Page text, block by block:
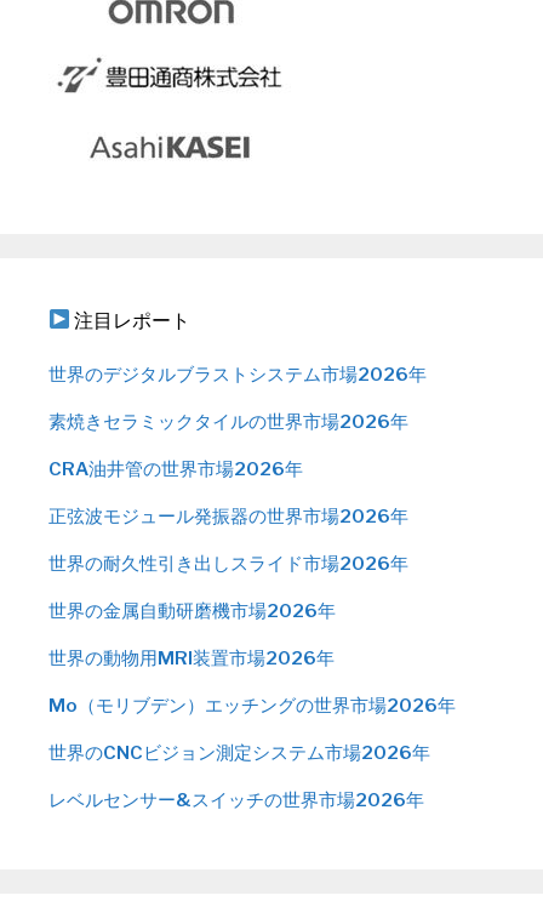
注目レポート
世界のデジタルブラストシステム市場2026年
素焼きセラミックタイルの世界市場2026年
CRA油井管の世界市場2026年
正弦波モジュール発振器の世界市場2026年
世界の耐久性引き出しスライド市場2026年
世界の金属自動研磨機市場2026年
世界の動物用MRI装置市場2026年
Mo（モリブデン）エッチングの世界市場2026年
世界のCNCビジョン測定システム市場2026年
レベルセンサー&スイッチの世界市場2026年